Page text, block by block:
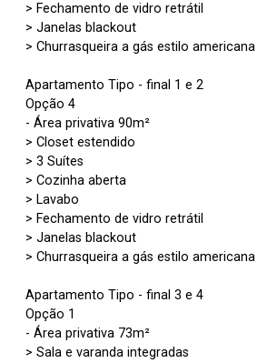
> Fechamento de vidro retrátil
> Janelas blackout
> Churrasqueira a gás estilo americana
Apartamento Tipo - final 1 e 2
Opção 4
- Área privativa 90m²
> Closet estendido
> 3 Suítes
> Cozinha aberta
> Lavabo
> Fechamento de vidro retrátil
> Janelas blackout
> Churrasqueira a gás estilo americana
Apartamento Tipo - final 3 e 4
Opção 1
- Área privativa 73m²
> Sala e varanda integradas